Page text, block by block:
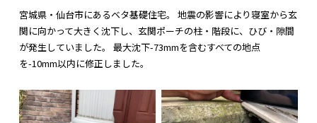
宮城県・仙台市にあるベタ基礎住宅。 地震の影響により寝室から玄
関に向かって大きく沈下し、玄関ポーチの柱・階段に、ひび・隙間
が発生していました。 最大沈下-73mmを含むすべての地点
を-10mm以内に修正しました。